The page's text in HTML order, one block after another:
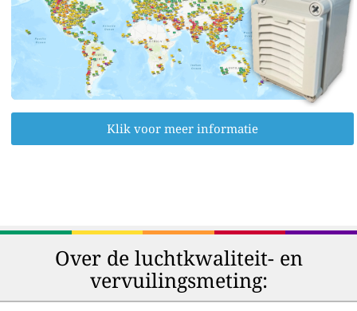
Klik voor meer informatie
Over de luchtkwaliteit- en
vervuilingsmeting: